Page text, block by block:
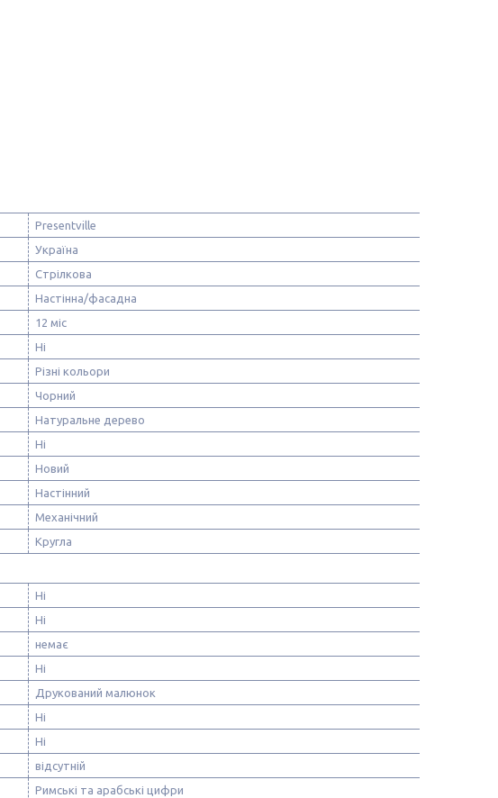
Presentville
Україна
Стрілкова
Настінна/фасадна
12 міс
Ні
Різні кольори
Чорний
Натуральне дерево
Ні
Новий
Настінний
Механічний
Кругла
Ні
Ні
немає
Ні
Друкований малюнок
Ні
Ні
відсутній
Римські та арабські цифри